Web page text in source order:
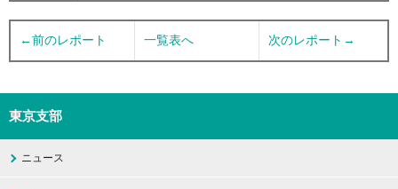
←前のレポート 一覧表へ 次のレポート→
東京支部
ニュース